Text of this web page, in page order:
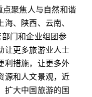
点聚焦人与自然和谐
、陕西、云南、
门和企业组团参
让更多旅游业人士
利措施，让更多外
源和人文景观，近
扩大中国旅游的国